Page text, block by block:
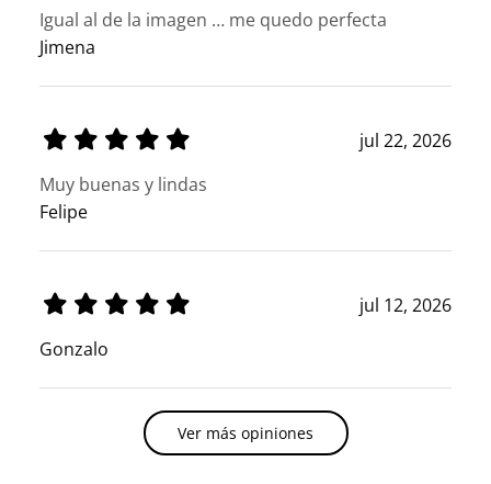
Igual al de la imagen … me quedo perfecta
Jimena
jul 22, 2026
Muy buenas y lindas
Felipe
jul 12, 2026
Gonzalo
Ver más opiniones